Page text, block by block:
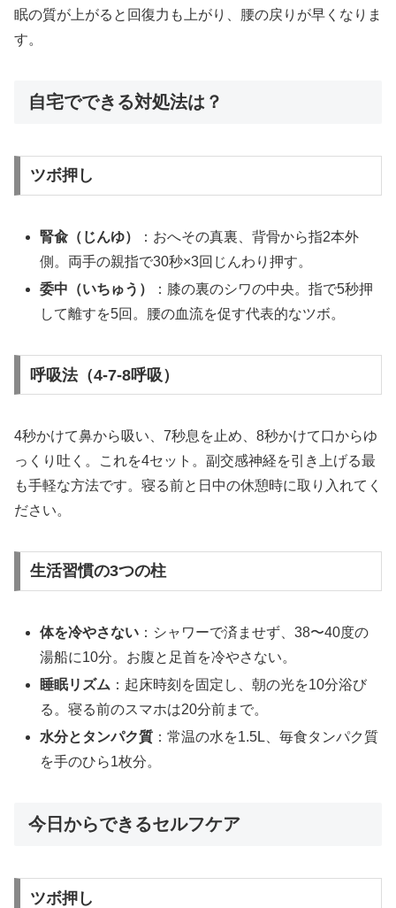
眠の質が上がると回復力も上がり、腰の戻りが早くなりま
す。
自宅でできる対処法は？
ツボ押し
腎兪（じんゆ）
：おへその真裏、背骨から指2本外
側。両手の親指で30秒×3回じんわり押す。
委中（いちゅう）
：膝の裏のシワの中央。指で5秒押
して離すを5回。腰の血流を促す代表的なツボ。
呼吸法（4-7-8呼吸）
4秒かけて鼻から吸い、7秒息を止め、8秒かけて口からゆ
っくり吐く。これを4セット。副交感神経を引き上げる最
も手軽な方法です。寝る前と日中の休憩時に取り入れてく
ださい。
生活習慣の3つの柱
体を冷やさない ：シャワーで済ませず、38〜40度の
湯船に10分。お腹と足首を冷やさない。
睡眠リズム ：起床時刻を固定し、朝の光を10分浴び
る。寝る前のスマホは20分前まで。
水分とタンパク質 ：常温の水を1.5L、毎食タンパク質
を手のひら1枚分。
今日からできるセルフケア
ツボ押し